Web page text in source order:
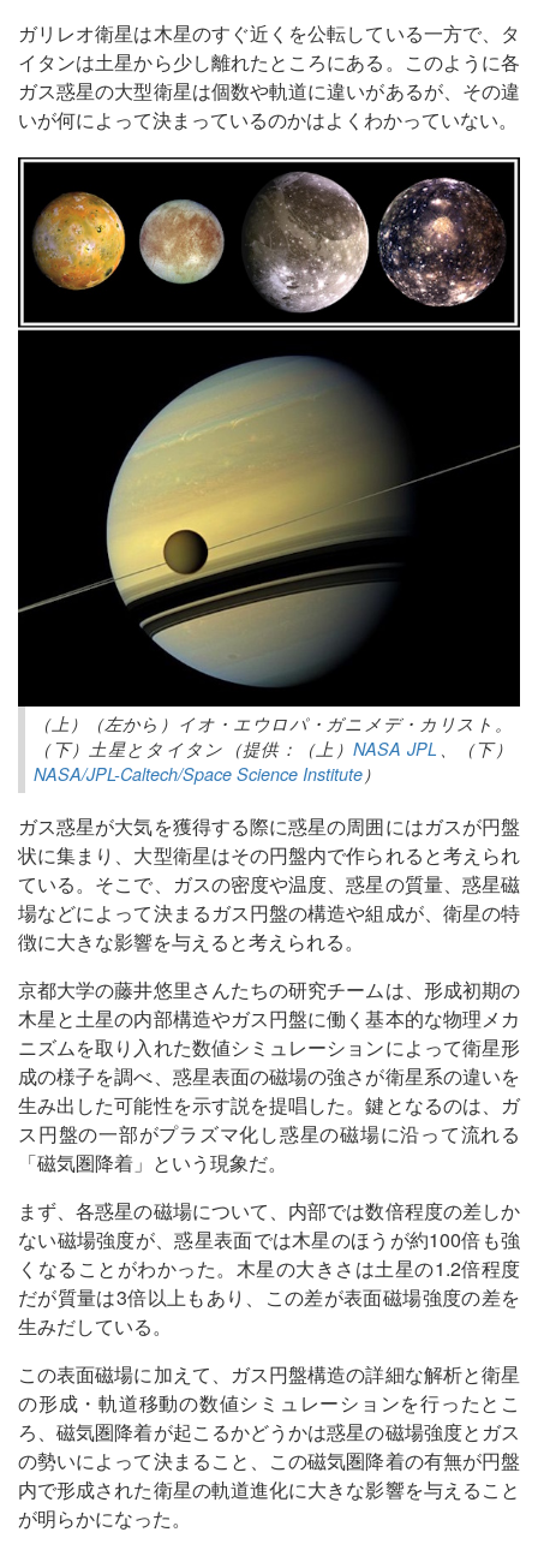
ガリレオ衛星は木星のすぐ近くを公転している一方で、タ
イタンは土星から少し離れたところにある。このように各
ガス惑星の大型衛星は個数や軌道に違いがあるが、その違
いが何によって決まっているのかはよくわかっていない。
（上）（左から）イオ・エウロパ・ガニメデ・カリスト。
（下）土星とタイタン（提供：（上）NASA JPL 、（下）
NASA/JPL-Caltech/Space Science Institute）
ガス惑星が大気を獲得する際に惑星の周囲にはガスが円盤
状に集まり、大型衛星はその円盤内で作られると考えられ
ている。そこで、ガスの密度や温度、惑星の質量、惑星磁
場などによって決まるガス円盤の構造や組成が、衛星の特
徴に大きな影響を与えると考えられる。
京都大学の藤井悠里さんたちの研究チームは、形成初期の
木星と土星の内部構造やガス円盤に働く基本的な物理メカ
ニズムを取り入れた数値シミュレーションによって衛星形
成の様子を調べ、惑星表面の磁場の強さが衛星系の違いを
生み出した可能性を示す説を提唱した。鍵となるのは、ガ
ス円盤の一部がプラズマ化し惑星の磁場に沿って流れる
「磁気圏降着」という現象だ。
まず、各惑星の磁場について、内部では数倍程度の差しか
ない磁場強度が、惑星表面では木星のほうが約100倍も強
くなることがわかった。木星の大きさは土星の1.2倍程度
だが質量は3倍以上もあり、この差が表面磁場強度の差を
生みだしている。
この表面磁場に加えて、ガス円盤構造の詳細な解析と衛星
の形成・軌道移動の数値シミュレーションを行ったとこ
ろ、磁気圏降着が起こるかどうかは惑星の磁場強度とガス
の勢いによって決まること、この磁気圏降着の有無が円盤
内で形成された衛星の軌道進化に大きな影響を与えること
が明らかになった。